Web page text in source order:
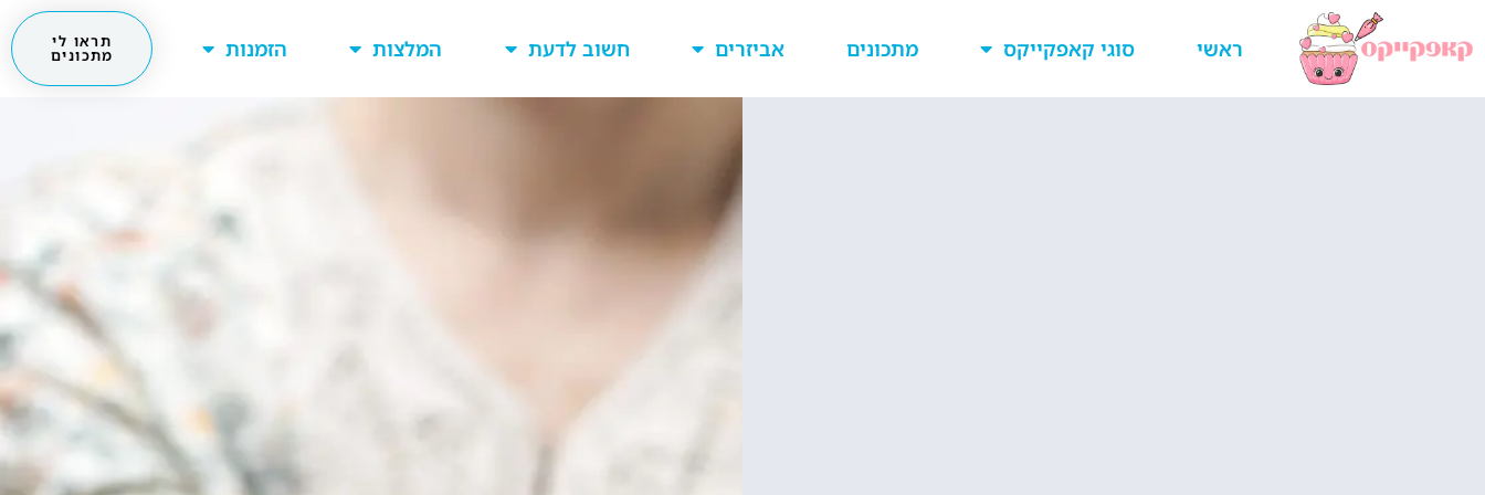
ראשי סוגי קאפקייקס מתכונים אביזרים חשוב לדעת המלצות הזמנות תראו לי
מתכונים